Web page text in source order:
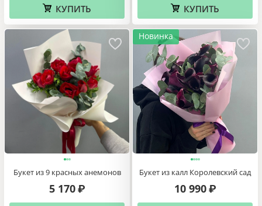
КУПИТЬ КУПИТЬ
Букет из 9 красных анемонов
5 170 ₽
Новинка
Букет из калл Королевский сад
10 990 ₽